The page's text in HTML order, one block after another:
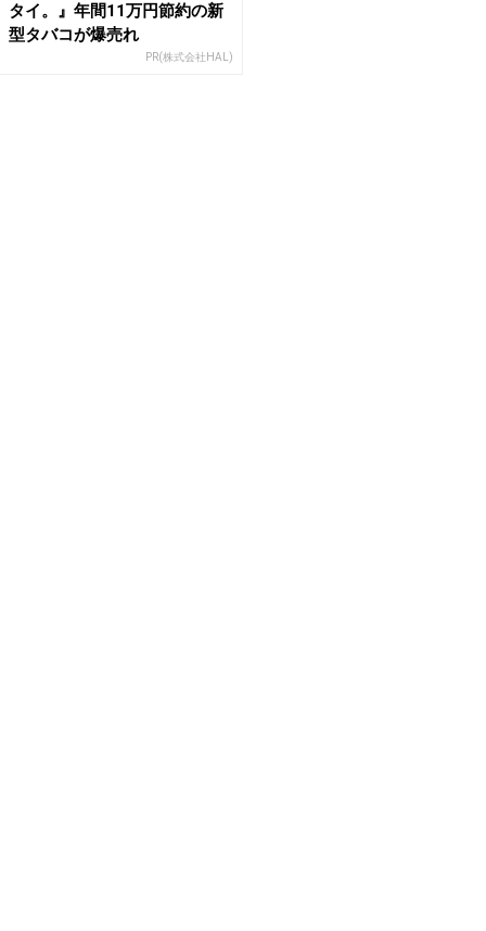
タイ。』年間11万円節約の新
型タバコが爆売れ
PR(株式会社HAL)